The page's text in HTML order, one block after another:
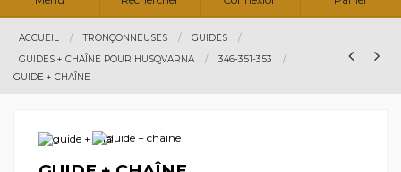
ACCUEIL TRONÇONNEUSES
GUIDES
GUIDES + CHAÎNE POUR HUSQVARNA
346-351-353
GUIDE + CHAÎNE